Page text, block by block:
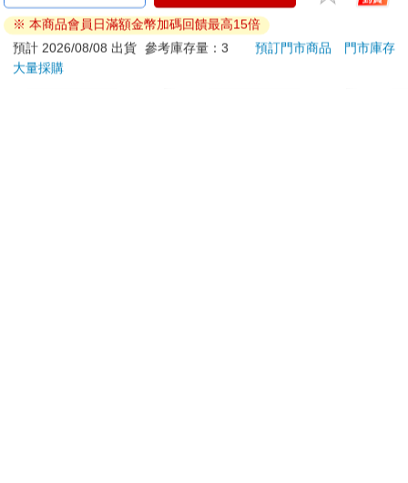
聯名 頂級白桃(限量)
84 折 特價 38 元
加入購物車
毛玩偶
78 折 特價 690
性
※ 本商品會員日滿額金幣加碼回饋最高15倍
預計 2026/08/08 出貨 參考庫存量：3 預訂門市商品
門市庫存
大量採購